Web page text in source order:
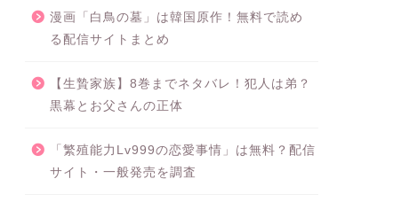
漫画「白鳥の墓」は韓国原作！無料で読め
る配信サイトまとめ
【生贄家族】8巻までネタバレ！犯人は弟？
黒幕とお父さんの正体
「繁殖能力Lv999の恋愛事情」は無料？配信
サイト・一般発売を調査